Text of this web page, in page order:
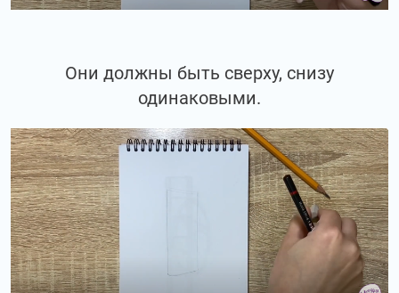
Они должны быть сверху, снизу
одинаковыми.